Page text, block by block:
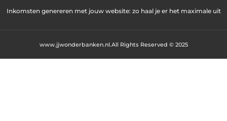
Inkomsten genereren met jouw website: zo haal je er het maximale uit
All Rights Reserved © 2025
www.jjwonderbanken.nl.